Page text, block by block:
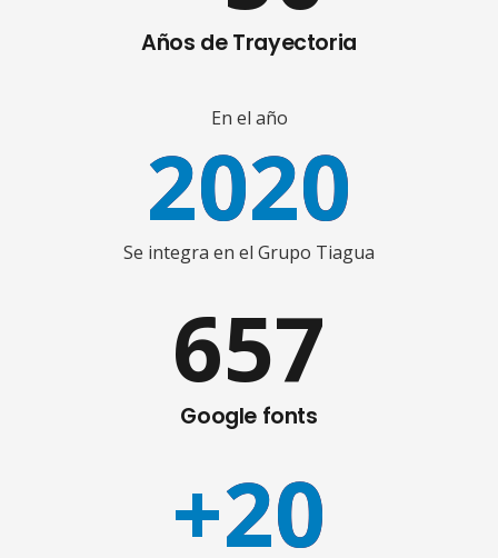
Años de Trayectoria
En el año
2020
Se integra en el Grupo Tiagua
657
Google fonts
+20